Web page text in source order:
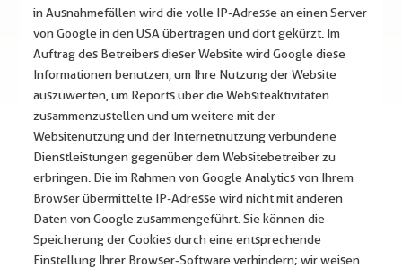
in Ausnahmefällen wird die volle IP-Adresse an einen Server
von Google in den USA übertragen und dort gekürzt. Im
Auftrag des Betreibers dieser Website wird Google diese
Informationen benutzen, um Ihre Nutzung der Website
auszuwerten, um Reports über die Websiteaktivitäten
zusammenzustellen und um weitere mit der
Websitenutzung und der Internetnutzung verbundene
Dienstleistungen gegenüber dem Websitebetreiber zu
erbringen. Die im Rahmen von Google Analytics von Ihrem
Browser übermittelte IP-Adresse wird nicht mit anderen
Daten von Google zusammengeführt. Sie können die
Speicherung der Cookies durch eine entsprechende
Einstellung Ihrer Browser-Software verhindern; wir weisen